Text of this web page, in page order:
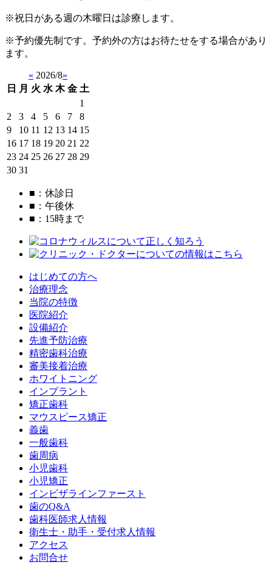
※祝日がある週の木曜日は診療します。
※予約優先制です。予約外の方はお待たせをする場合があり
ます。
« 2026/8»
日
月 火 水 木 金 土
1
2
3 4 5 6 7
8
9
10 11 12 13 14 15
16 17 18 19 20 21 22
23 24 25 26 27 28 29
30 31
■ ：休診日
■ ：午後休
■ ：15時まで
はじめての方へ
治療理念
当院の特徴
医院紹介
設備紹介
先進予防治療
精密歯科治療
審美接着治療
ホワイトニング
インプラント
矯正歯科
マウスピース矯正
義歯
一般歯科
歯周病
小児歯科
小児矯正
インビザラインファースト
歯のQ&A
歯科医師求人情報
衛生士・助手・受付求人情報
アクセス
お問合せ